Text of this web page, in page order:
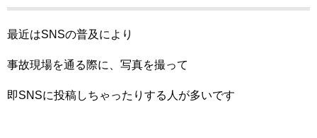
最近はSNSの普及により
事故現場を通る際に、写真を撮って
即SNSに投稿しちゃったりする人が多いです